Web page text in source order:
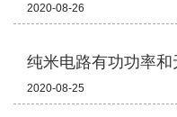
2020-08-26
纯米电路有功功率和
2020-08-25